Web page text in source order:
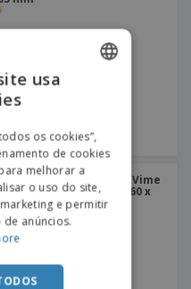
Pastelaria Similar Vime
| Retangular | 550 x 360 x
mm
SPANISH
usa
os cookies”,
de cookies
melhorar a
o uso do site,
e permitir
de anúncios.